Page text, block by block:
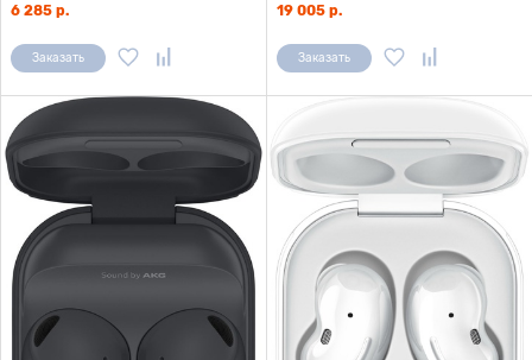
6 285 р.
Заказать
19 005 р.
Заказать